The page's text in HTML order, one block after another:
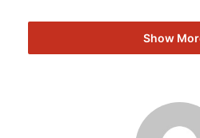
“Apabila hasil negeri meningkat,
untuk mengembalikan hasil
“Kejayaan sesebuah kerajaan
Show